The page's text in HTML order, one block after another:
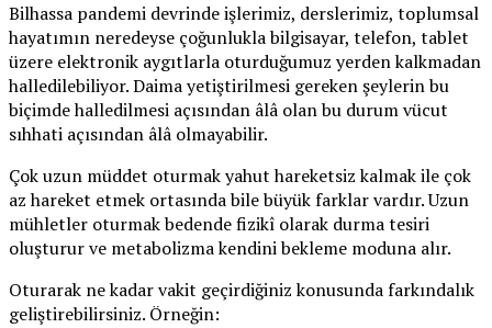
Bilhassa pandemi devrinde işlerimiz, derslerimiz, toplumsal
hayatımın neredeyse çoğunlukla bilgisayar, telefon, tablet
üzere elektronik aygıtlarla oturduğumuz yerden kalkmadan
halledilebiliyor. Daima yetiştirilmesi gereken şeylerin bu
biçimde halledilmesi açısından âlâ olan bu durum vücut
sıhhati açısından âlâ olmayabilir.
Çok uzun müddet oturmak yahut hareketsiz kalmak ile çok
az hareket etmek ortasında bile büyük farklar vardır. Uzun
mühletler oturmak bedende fizikî olarak durma tesiri
oluşturur ve metabolizma kendini bekleme moduna alır.
Oturarak ne kadar vakit geçirdiğiniz konusunda farkındalık
geliştirebilirsiniz. Örneğin: